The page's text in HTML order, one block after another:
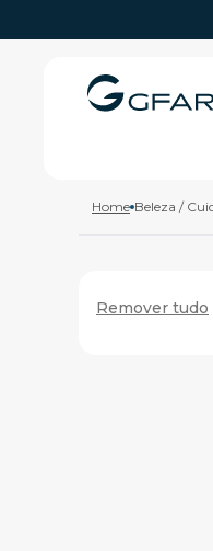
Home Beleza /
Remover tudo